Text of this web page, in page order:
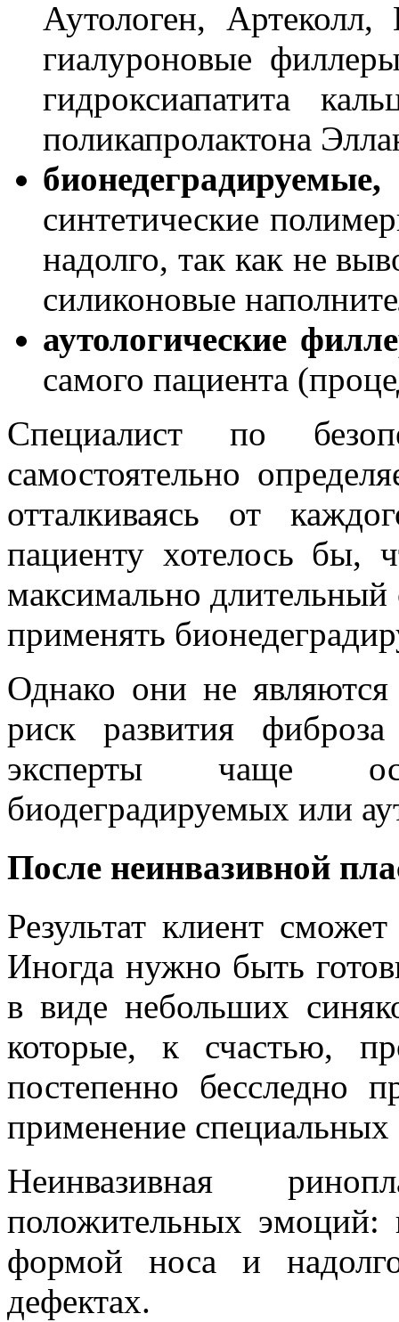
Аутологен,
гиалуроновые
гидроксиапатита
поликапролактона
синтетические
надолго, так как не
силиконовые
аутологические
самого пациента
Специалист по
самостоятельно
отталкиваясь от
пациенту хотелось бы,
максимально длительный
применять
Однако они не
риск развития
эксперты чаще
биодеградируемых или
После неинвазивной
Результат клиент
Иногда нужно быть
в виде небольших
которые, к счастью,
постепенно бесследно
применение специальных
Неинвазивная
положительных эмоций:
формой носа и
дефектах.